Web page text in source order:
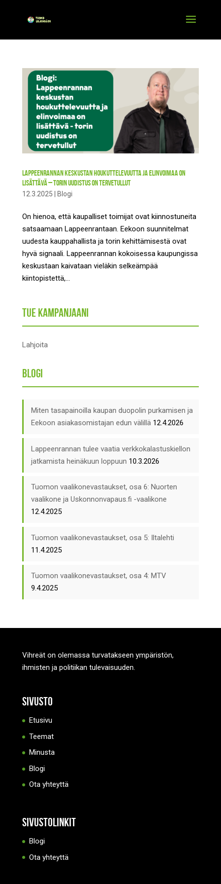
Lappeenrannan keskustan houkuttelevuutta ja elinvoimaa on
lisättävä – torin uudistus on tervetullut
12.3.2025 Blogi
On hienoa, että kaupalliset toimijat ovat kiinnostuneita
satsaamaan Lappeenrantaan. Eekoon suunnitelmat
uudesta kauppahallista ja torin kehittämisestä ovat
hyvä signaali. Lappeenrannan kokoisessa kaupungissa
keskustaan kaivataan vieläkin selkeämpää
kiintopistettä,...
Tue kampanjaani
Lahjoita
Blogi
Miten tasapainoilla kaupan duopolin purkamisen ja
Eekoon asiakasomistajan edun välillä 12.4.2026
Lappeenrannan tulee vaatia verkkokalastuskiellon
jatkamista heinäkuun loppuun 10.3.2026
Tuomon vaalikonevastaukset, osa 6: Nuorten
vaalikone ja Uskonnonvapaus.fi -vaalikone
12.4.2025
Tuomon vaalikonevastaukset, osa 5: Iltalehti
11.4.2025
Tuomon vaalikonevastaukset, osa 4: MTV
9.4.2025
Vihreät on olemassa turvatakseen ympäristön,
ihmisten ja politiikan tulevaisuuden.
Sivusto
Etusivu
Teemat
Minusta
Blogi
Ota yhteyttä
Sivustolinkit
Blogi
Ota yhteyttä